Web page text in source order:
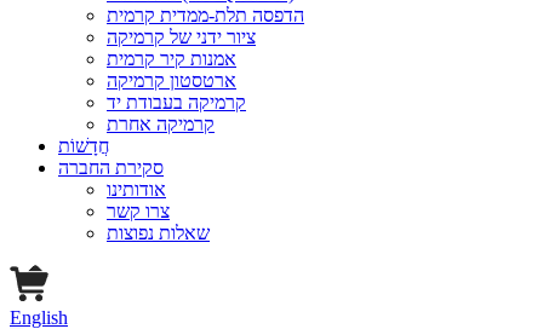
הדפסה תלת-ממדית קרמית
ציור ידני של קרמיקה
אמנות קיר קרמית
ארטסטון קרמיקה
קרמיקה בעבודת יד
קרמיקה אחרת
חֲדָשׁוֹת
סקירת החברה
אודותינו
צרו קשר
שאלות נפוצות
English